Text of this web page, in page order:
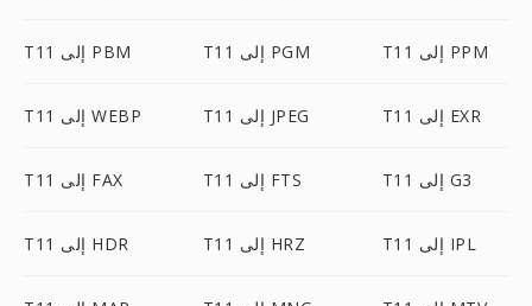
T11 إلى PBM T11 إلى PGM T11 إلى PPM
T11 إلى WEBP T11 إلى JPEG T11 إلى EXR
T11 إلى FAX T11 إلى FTS T11 إلى G3
T11 إلى HDR T11 إلى HRZ T11 إلى IPL